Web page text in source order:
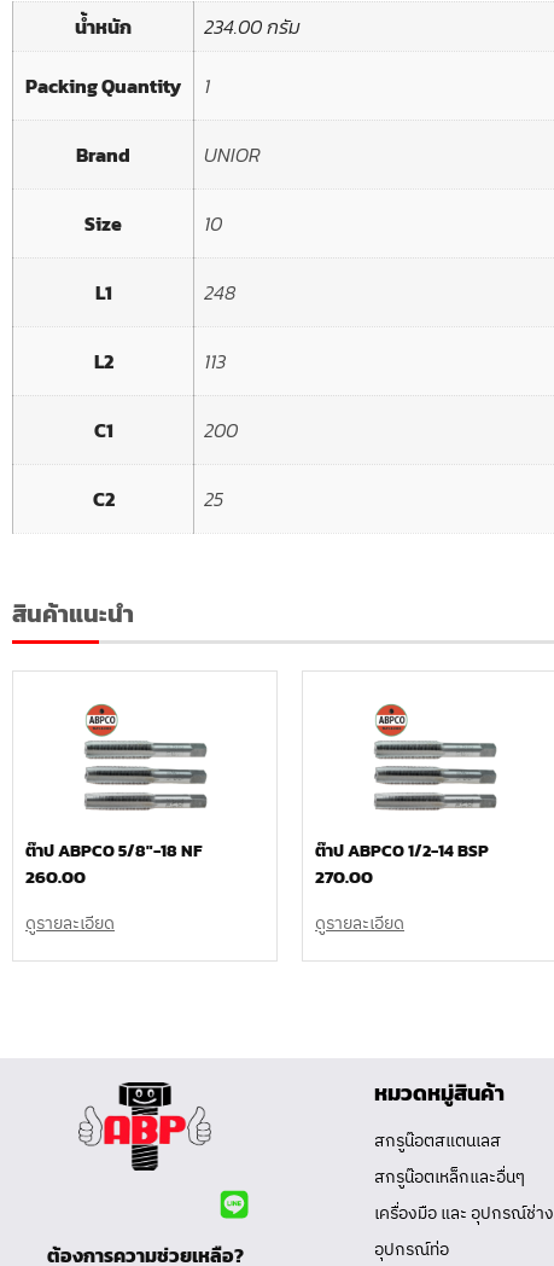
น้ำหนัก 234.00 กรัม
Packing Quantity 1
Brand UNIOR
Size 10
L1 248
L2 113
C1 200
C2 25
สินค้าแนะนำ
ต๊าป ABPCO 5/8″-18 NF
260.00
ดูรายละเอียด
ต๊าป ABPCO 1/2-14 BSP
270.00
ดูรายละเอียด
ต้องการความช่วยเหลือ?
หมวดหมู่สินค้า
สกรูน๊อตสแตนเลส
สกรูน๊อตเหล็กและอื่นๆ
เครื่องมือ และ อุปกรณ์ช่าง
อุปกรณ์ท่อ